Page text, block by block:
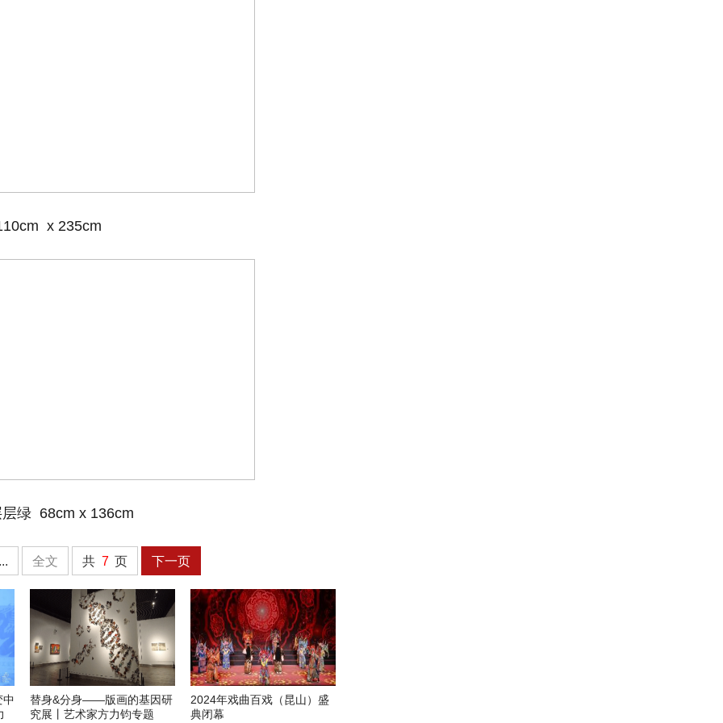
x 235cm
绿 68cm x 136cm
全文 共 7 页 下一页
中
替身&分身——版画的基因研
究展丨艺术家方力钧专题
2024年戏曲百戏（昆山）盛
典闭幕